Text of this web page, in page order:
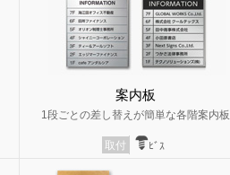
案内板
1段ごとの差し替えが簡単な各階案内板
取付 ﾋﾞｽ